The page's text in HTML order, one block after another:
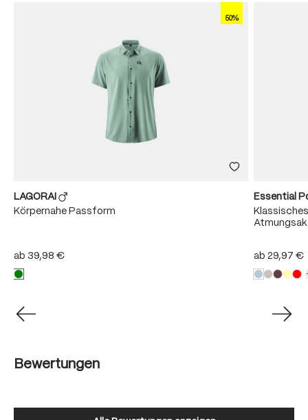
50%
LAGORAI
Körpernahe Passform
ab 39,98 €
Essential
ab 29,97 €
Bewertungen